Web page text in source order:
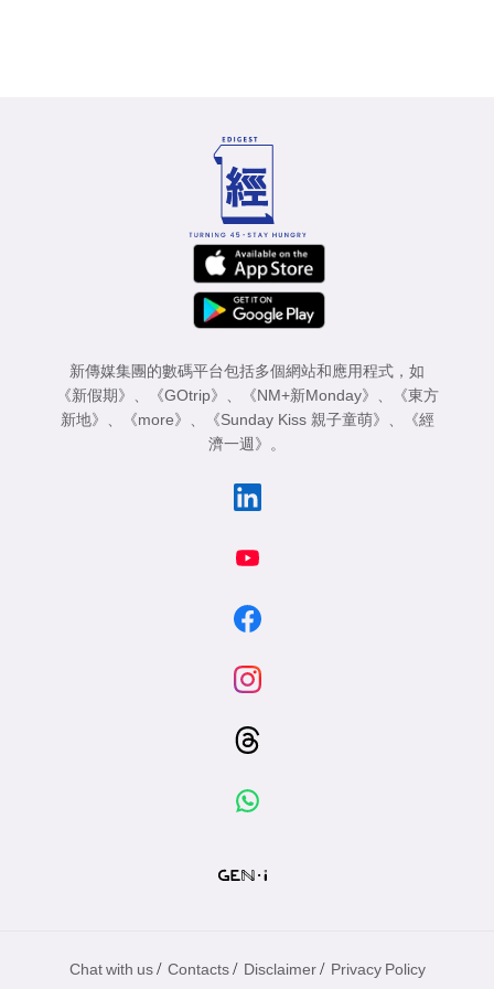
新傳媒集團的數碼平台包括多個網站和應用程式，如
《新假期》
《GOtrip》 《NM+新Monday》
《東方
新地》
《more》 《Sunday Kiss 親子童萌》
《經
濟一週》
。
Chat with us / Contacts / Disclaimer / Privacy Policy